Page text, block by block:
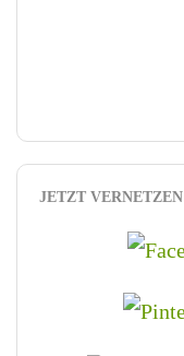
JETZT VERNETZEN